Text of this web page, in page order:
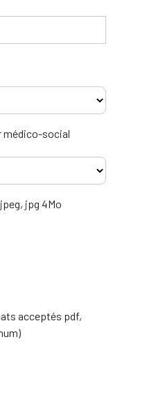
médico-social
jpg 4Mo
acceptés pdf,